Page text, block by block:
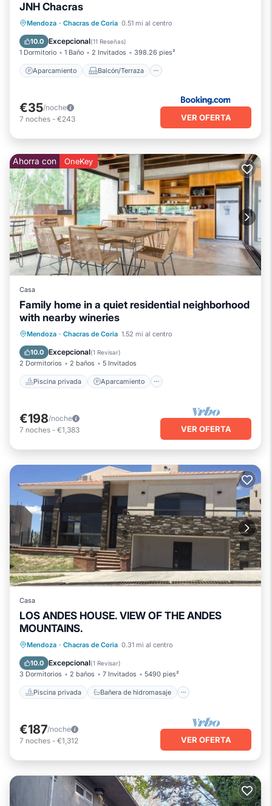
JNH Chacras
Mendoza · Chacras de Coria 0.51 mi al centro
10.0 Excepcional(11 Reseñas)
1 Dormitorio 1 Baño 2 Invitados 398.26 pies²
Aparcamiento Balcón/Terraza
Aparcamiento
Balcón/Terraza
Vistas
Aire acondicionado
€35/noche
7 noches - €243 VER OFERTA
Ahorra con OneKey
Casa
Family home in a quiet residential neighborhood
with nearby wineries
Mendoza · Chacras de Coria 1.52 mi al centro
10.0 Excepcional(1 Revisar)
2 Dormitorios 2 baños 5 Invitados
Piscina privada Aparcamiento
Piscina privada
Aparcamiento
Piscina
Vista al mar
€198/noche
7 noches - €1,383 VER OFERTA
Casa
LOS ANDES HOUSE. VIEW OF THE ANDES
MOUNTAINS.
Mendoza · Chacras de Coria 0.31 mi al centro
10.0 Excepcional(1 Revisar)
3 Dormitorios 2 baños 7 Invitados 5490 pies²
Piscina privada Bañera de hidromasaje
Piscina privada
Bañera de hidromasaje
Aparcamiento
€187/noche
7 noches - €1,312 VER OFERTA